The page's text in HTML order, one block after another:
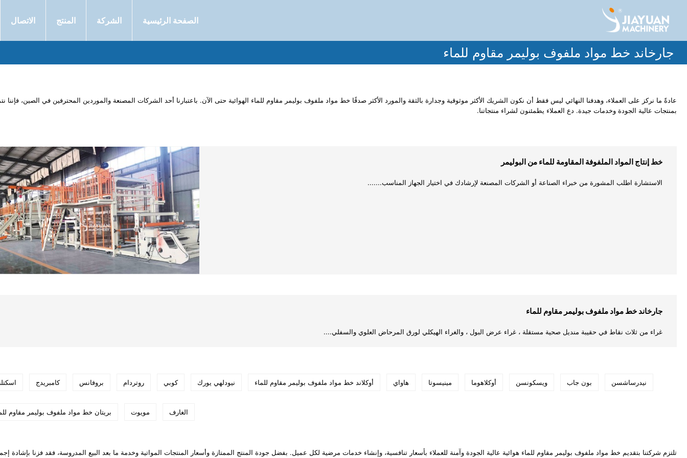
الصفحة الرئيسية الشركة المنتج الاتصال
جارخاند خط مواد ملفوف بوليمر مقاوم للماء
عادةً ما نركز على العملاء، وهدفنا النهائي ليس فقط أن نكون الشريك الأكثر موثوقية وجدارة بالثقة والمورد الأكثر صدقًا خط مواد ملفوف بوليمر مقاوم للماء الهوائية حتى الآن. باعتبارنا أحد الشركات المصنعة والموردين المحترفين في الصين، فإننا
بمنتجات عالية الجودة وخدمات جيدة. دع العملاء يطمئنون لشراء منتجاتنا.
خط إنتاج المواد الملفوفة المقاومة للماء من البوليمر
الاستشارة اطلب المشورة من خبراء الصناعة أو الشركات المصنعة لإرشادك في اختيار الجهاز المناسب.......
جارخاند خط مواد ملفوف بوليمر مقاوم للماء
غراء من ثلاث نقاط في حقيبة منديل صحية مستقلة ، غراء عرض البول ، والغراء الهيكلي لورق المرحاض العلوي والسفلي....
كامبريدج بروفانس روتردام كوبي نيودلهي يورك أوكلاند خط مواد ملفوف بوليمر مقاوم للماء هاواي مينيسوتا أوكلاهوما ويسكونسن بون جاب نيدرساشسن
بريتان خط مواد ملفوف بوليمر مقاوم مويوت الغارف
تلتزم شركتنا بتقديم خط مواد ملفوف بوليمر مقاوم للماء هوائية عالية الجودة وآمنة للعملاء بأسعار تنافسية، وإنشاء خدمات مرضية لكل عميل. بفضل جودة المنتج الممتازة وأسعار المنتجات المواتية وخدمة ما بعد البيع المدروسة، فقد فزنا بإشادة